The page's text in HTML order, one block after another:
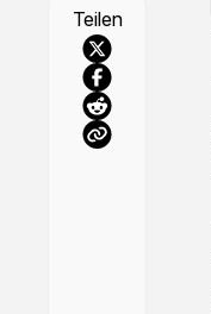
Teilen